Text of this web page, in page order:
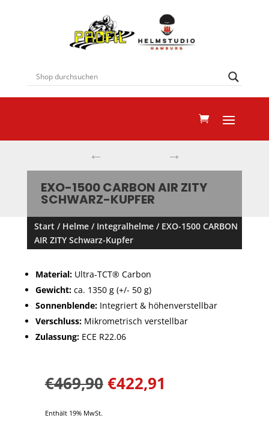
← →
EXO-1500 CARBON AIR ZITY
SCHWARZ-KUPFER
Start / Helme/ Integralhelme/ EXO-1500 CARBON
AIR ZITY Schwarz-Kupfer
Material:Ultra-TCT® Carbon
Gewicht:ca. 1350 g (+/- 50 g)
Sonnenblende:Integriert & höhenverstellbar
Verschluss:Mikrometrisch verstellbar
Zulassung:ECE R22.06
€469,90 €422,91
Enthält 19% MwSt.